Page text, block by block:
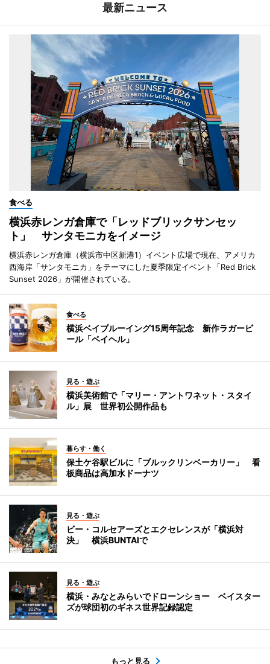
最新ニュース
食べる
横浜赤レンガ倉庫で「レッドブリックサンセッ
ト」 サンタモニカをイメージ
横浜赤レンガ倉庫（横浜市中区新港1）イベント広場で現在、アメリカ
西海岸「サンタモニカ」をテーマにした夏季限定イベント「Red Brick
Sunset 2026」が開催されている。
食べる
横浜ベイブルーイング15周年記念 新作ラガービ
ール「ベイヘル」
見る・遊ぶ
横浜美術館で「マリー・アントワネット・スタイ
ル」展 世界初公開作品も
暮らす・働く
保土ケ谷駅ビルに「ブルックリンベーカリー」 看
板商品は高加水ドーナツ
見る・遊ぶ
ビー・コルセアーズとエクセレンスが「横浜対
決」 横浜BUNTAIで
見る・遊ぶ
横浜・みなとみらいでドローンショー ベイスター
ズが球団初のギネス世界記録認定
もっと見る